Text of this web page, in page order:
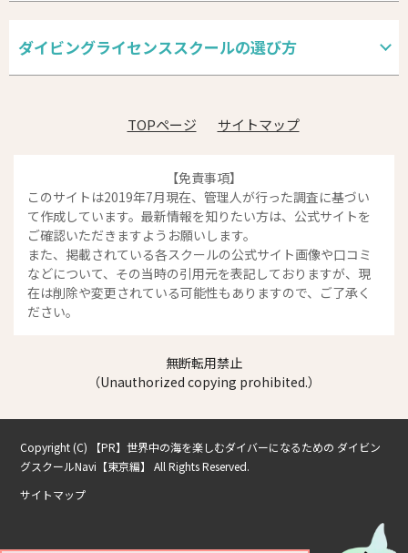
ダイビングライセンススクールの選び方
TOPページ サイトマップ
【免責事項】
このサイトは2019年7月現在、管理人が行った調査に基づい
て作成しています。最新情報を知りたい方は、公式サイトを
ご確認いただきますようお願いします。
また、掲載されている各スクールの公式サイト画像や口コミ
などについて、その当時の引用元を表記しておりますが、現
在は削除や変更されている可能性もありますので、ご了承く
ださい。
無断転用禁止
（Unauthorized copying prohibited.）
Copyright (C)
世界中の海を楽しむダイバーになるための ダイビン
グスクールNavi【東京編】
All Rights Reserved.
サイトマップ